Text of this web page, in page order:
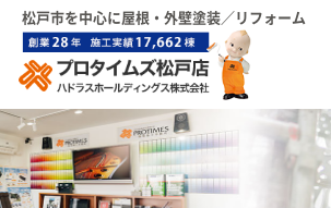
松戸市を中心に屋根・外壁塗装／リフォーム